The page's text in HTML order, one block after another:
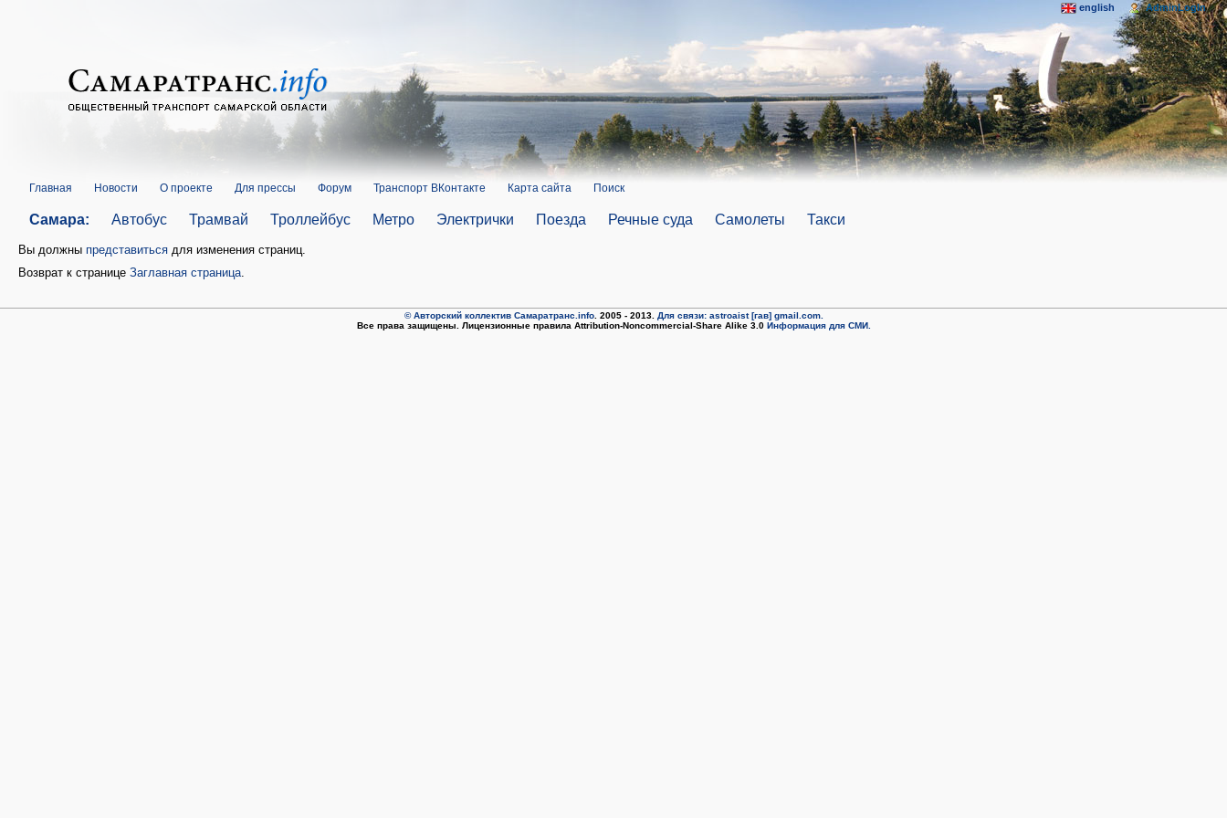
Главная Новости О проекте Для прессы Форум Транспорт ВКонтакте Карта сайта Поиск
Самара: Автобус Трамвай Троллейбус Метро Электрички Поезда Речные суда Самолеты Такси
Вы должны представиться для изменения страниц.
Возврат к странице Заглавная страница.
english AdminLogIn
© Авторский коллектив Самаратранс.info. 2005 - 2013. Для связи: astroaist [гав] gmail.com.
Все права защищены. Лицензионные правила Attribution-Noncommercial-Share Alike 3.0 Информация для СМИ.